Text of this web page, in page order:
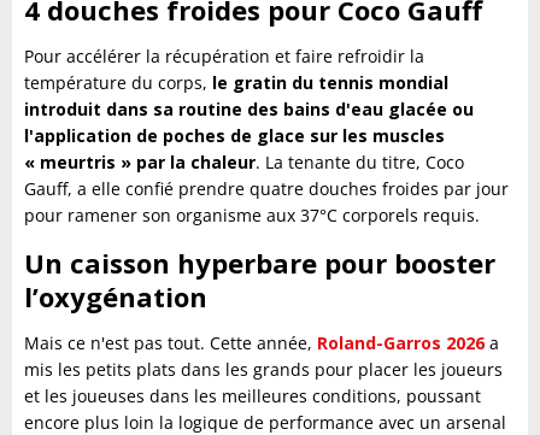
4 douches froides pour Coco Gauff
Pour accélérer la récupération et faire refroidir la
température du corps, le gratin du tennis mondial
introduit dans sa routine des bains d'eau glacée ou
l'application de poches de glace sur les muscles
« meurtris » par la chaleur. La tenante du titre, Coco
Gauff, a elle confié prendre quatre douches froides par jour
pour ramener son organisme aux 37°C corporels requis.
Un caisson hyperbare pour booster
l’oxygénation
Mais ce n'est pas tout. Cette année, Roland-Garros 2026a
mis les petits plats dans les grands pour placer les joueurs
et les joueuses dans les meilleures conditions, poussant
encore plus loin la logique de performance avec un arsenal